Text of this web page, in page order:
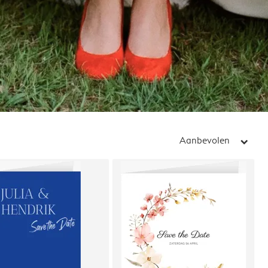
Aanbevolen arrow_right